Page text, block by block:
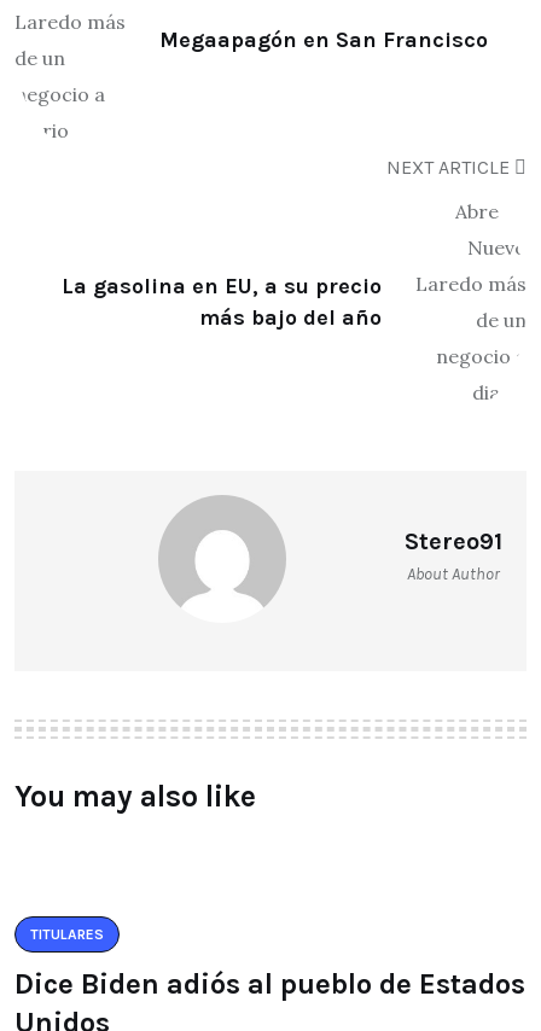
Megaapagón en San Francisco
NEXT ARTICLE
La gasolina en EU, a su precio
más bajo del año
Stereo91
About Author
You may also like
TITULARES
Dice Biden adiós al pueblo de Estados
Unidos